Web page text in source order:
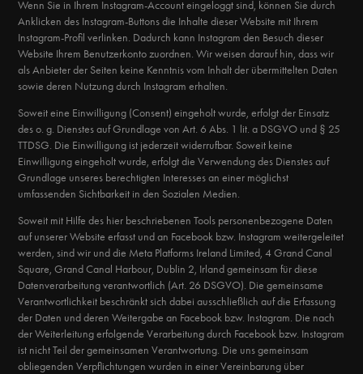
Wenn Sie in Ihrem Instagram-Account eingeloggt sind, können Sie durch
Anklicken des Instagram-Buttons die Inhalte dieser Website mit Ihrem
Instagram-Profil verlinken. Dadurch kann Instagram den Besuch dieser
Website Ihrem Benutzerkonto zuordnen. Wir weisen darauf hin, dass wir
als Anbieter der Seiten keine Kenntnis vom Inhalt der übermittelten Daten
sowie deren Nutzung durch Instagram erhalten.
Soweit eine Einwilligung (Consent) eingeholt wurde, erfolgt der Einsatz
des o. g. Dienstes auf Grundlage von Art. 6 Abs. 1 lit. a DSGVO und § 25
TTDSG. Die Einwilligung ist jederzeit widerrufbar. Soweit keine
Einwilligung eingeholt wurde, erfolgt die Verwendung des Dienstes auf
Grundlage unseres berechtigten Interesses an einer möglichst
umfassenden Sichtbarkeit in den Sozialen Medien.
Soweit mit Hilfe des hier beschriebenen Tools personenbezogene Daten
auf unserer Website erfasst und an Facebook bzw. Instagram weitergeleitet
werden, sind wir und die Meta Platforms Ireland Limited, 4 Grand Canal
Square, Grand Canal Harbour, Dublin 2, Irland gemeinsam für diese
Datenverarbeitung verantwortlich (Art. 26 DSGVO). Die gemeinsame
Verantwortlichkeit beschränkt sich dabei ausschließlich auf die Erfassung
der Daten und deren Weitergabe an Facebook bzw. Instagram. Die nach
der Weiterleitung erfolgende Verarbeitung durch Facebook bzw. Instagram
ist nicht Teil der gemeinsamen Verantwortung. Die uns gemeinsam
obliegenden Verpflichtungen wurden in einer Vereinbarung über